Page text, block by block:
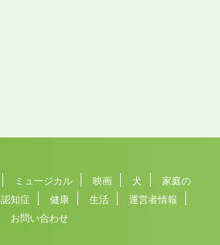
ミュージカル 映画 犬
家庭の
認知症 健康 生活
運営者情報
お問い合わせ